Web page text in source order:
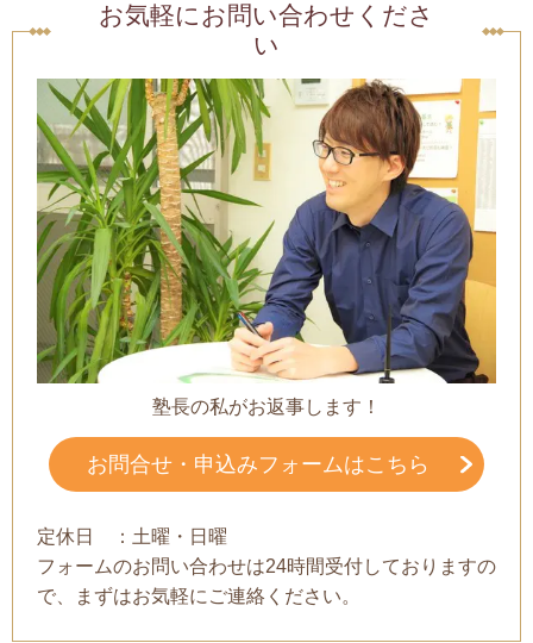
お気軽にお問い合わせくださ
い
塾長の私がお返事します！
お問合せ・申込みフォームはこちら
定休日 ：土曜・日曜
フォームのお問い合わせは24時間受付しておりますの
で、まずはお気軽にご連絡ください。